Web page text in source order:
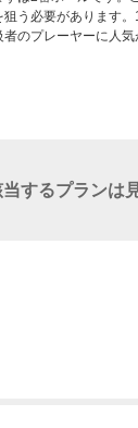
う必要があります
するプランは